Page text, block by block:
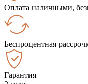
Оплата наличными,
Беспроцентная
Гарантия